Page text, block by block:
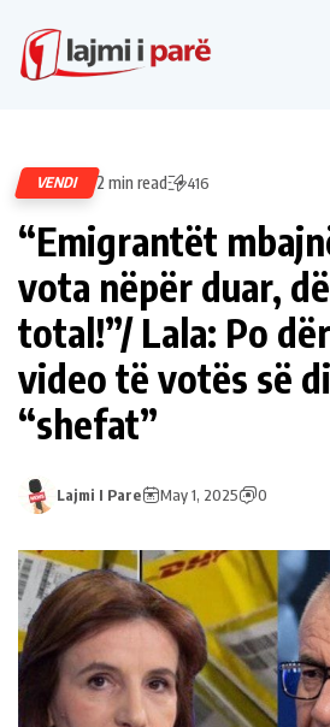
VENDI 2 min read 416
“Emigrantët
vota nëpër duar,
total!”/ Lala: Po
video të votës së
“shefat”
Lajmi I Pare May 1, 2025 0